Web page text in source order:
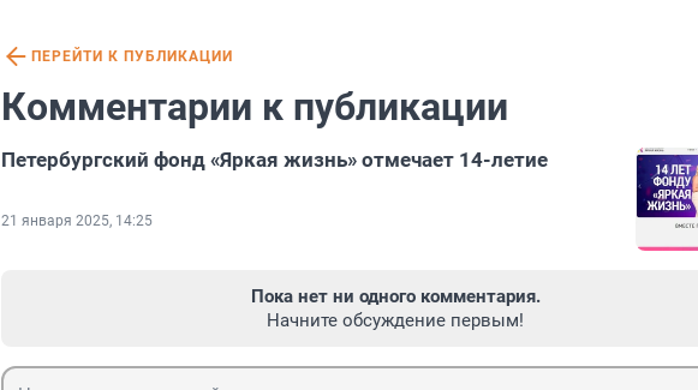
ПЕРЕЙТИ К ПУБЛИКАЦИИ
Комментарии к публикации
Петербургский фонд «Яркая жизнь» отмечает 14-летие
21 января 2025, 14:25
Пока нет ни одного комментария.
Начните обсуждение первым!